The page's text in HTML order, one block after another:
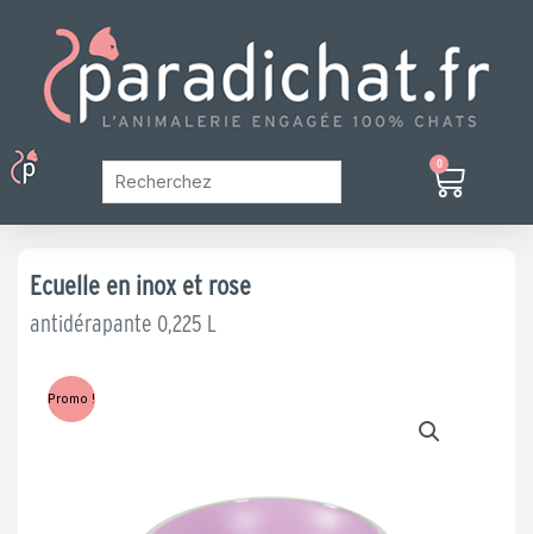
contenu
Menu 0
Panier
Ecuelle en inox et rose
antidérapante 0,225 L
Promo !